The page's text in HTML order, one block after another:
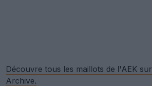
Découvre tous les maillots de l'AEK
Archive.